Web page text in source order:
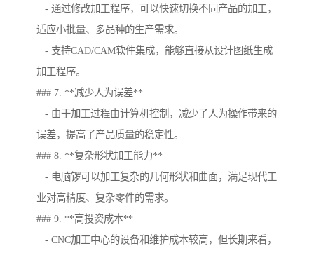
- 通过修改加工程序，可以快速切换不同产品的加工，
适应小批量、多品种的生产需求。
- 支持CAD/CAM软件集成，能够直接从设计图纸生成
加工程序。
### 7. **减少人为误差**
- 由于加工过程由计算机控制，减少了人为操作带来的
误差，提高了产品质量的稳定性。
### 8. **复杂形状加工能力**
- 电脑锣可以加工复杂的几何形状和曲面，满足现代工
业对高精度、复杂零件的需求。
### 9. **高投资成本**
- CNC加工中心的设备和维护成本较高，但长期来看，